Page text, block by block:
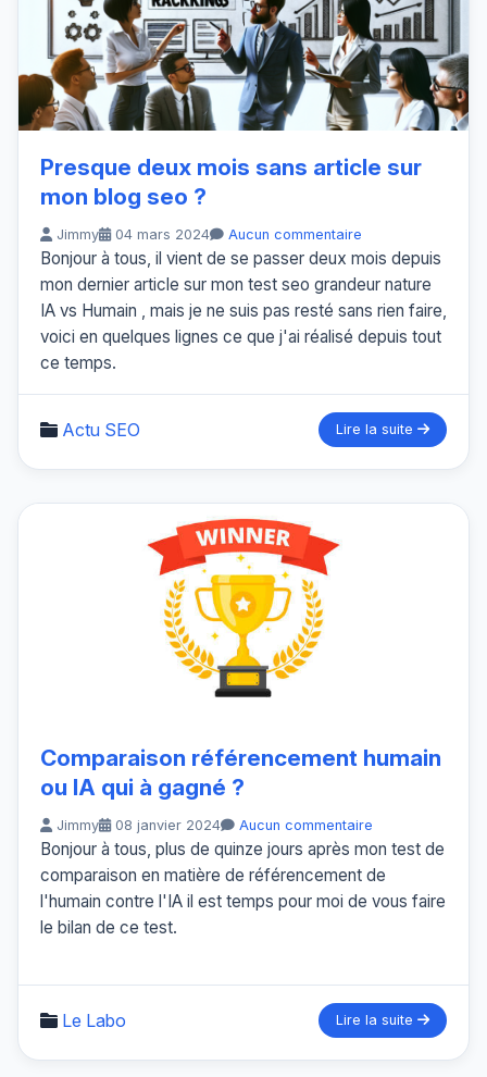
Presque deux mois sans article sur
mon blog seo ?
Jimmy 04 mars 2024 Aucun commentaire
Bonjour à tous, il vient de se passer deux mois depuis
mon dernier article sur mon test seo grandeur nature
IA vs Humain , mais je ne suis pas resté sans rien faire,
voici en quelques lignes ce que j'ai réalisé depuis tout
ce temps.
Actu SEO Lire la suite
Comparaison référencement humain
ou IA qui à gagné ?
Jimmy 08 janvier 2024 Aucun commentaire
Bonjour à tous, plus de quinze jours après mon test de
comparaison en matière de référencement de
l'humain contre l'IA il est temps pour moi de vous faire
le bilan de ce test.
Le Labo Lire la suite